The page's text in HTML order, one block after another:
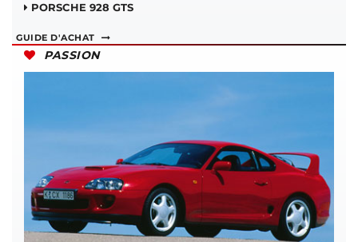
PORSCHE 928 GTS
GUIDE D'ACHAT
PASSION